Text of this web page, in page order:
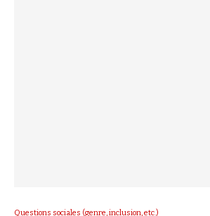
Questions sociales (genre, inclusion, etc.)